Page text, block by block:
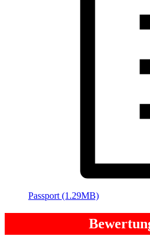
Passport (1.29MB)